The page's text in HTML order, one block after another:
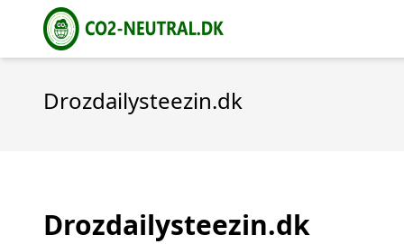
Drozdailysteezin.dk
Drozdailysteezin.dk